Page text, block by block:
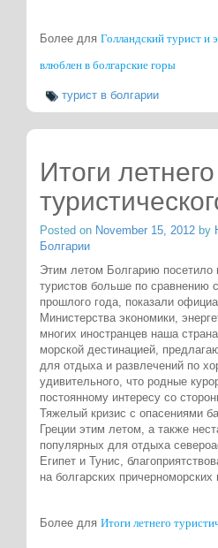
Более для Голландский турист и
влюблен в болгарские горы
турист в болгарии
Итоги летнего
Posted on November 15, 2012 by
Болгарии
Этим летом Болгарию посетило
туристов больше по сравнению
прошлого года, показали
Министерства экономики,
многих иностранцев наша
морской дестинацией,
для отдыха и развлечений по
удивительного, что родные
постоянному интересу со
Тяжелый кризис с опасениями
Греции этим летом, а также
популярных для отдыха
Египет и Тунис,
на болгарских
Более для Итоги летнего